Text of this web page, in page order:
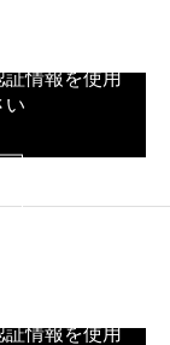
証情報を使用
い
証情報を使用